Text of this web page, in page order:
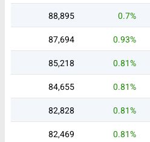
0.7%
88,895
0.93%
87,694
0.81%
85,218
0.81%
84,655
0.81%
82,828
0.81%
82,469